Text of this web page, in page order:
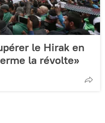
le Hirak en
la révolte»